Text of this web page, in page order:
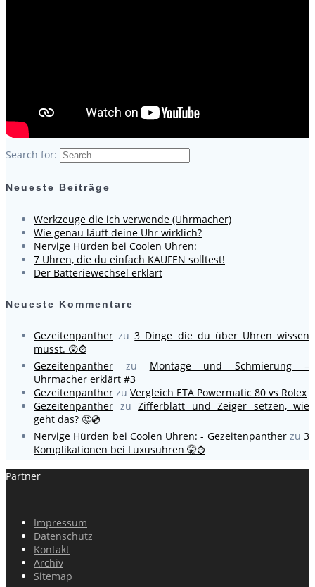
Search for:
Neueste Beiträge
Werkzeuge die ich verwende (Uhrmacher)
Wie genau läuft deine Uhr wirklich?
Nervige Hürden bei Coolen Uhren:
7 Uhren, die du einfach KAUFEN solltest!
Der Batteriewechsel erklärt
Neueste Kommentare
Gezeitenpanther zu3 Dinge die du über Uhren wissen
musst. 😲⌚
Gezeitenpanther zu Montage und Schmierung –
Uhrmacher erklärt #3
Gezeitenpanther zu Vergleich ETA Powermatic 80 vs Rolex
Gezeitenpanther zu Zifferblatt und Zeiger setzen, wie
geht das? 🤔💿
Nervige Hürden bei Coolen Uhren: - Gezeitenpantherzu 3
Komplikationen bei Luxusuhren 🤫⌚
Partner
Impressum
Datenschutz
Kontakt
Archiv
Sitemap